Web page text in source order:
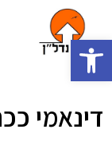
דינאמי
פתח סרגל נגישות